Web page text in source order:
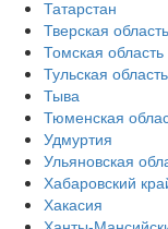
Татарстан
Тверская область
Томская область
Тульская область
Тыва
Тюменская
Удмуртия
Ульяновская
Хабаровский
Хакасия